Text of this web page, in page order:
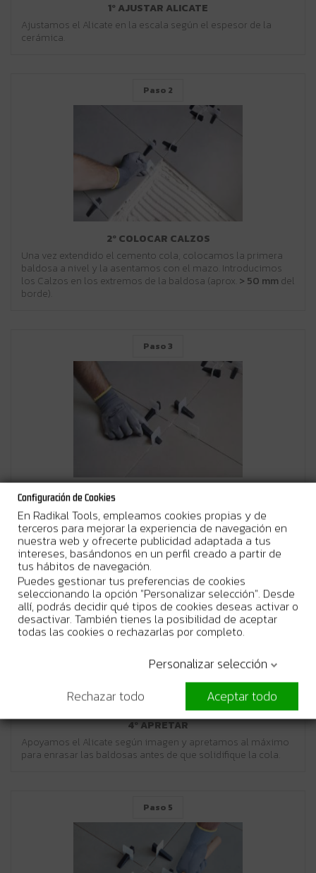
1º AJUSTAR ALICATE
Ajustamos el Alicate en la escala según el espesor de la
cerámica.
Paso 2
2º COLOCAR CALZOS
Una vez extendido el cemento cola, colocamos la primera
baldosa a nivel y la asentamos con el mazo. Introducimos
los Calzos en los extremos de la baldosa (aprox. > 50 mm del
borde).
Paso 3
3º INTRODUCIR CUÑAS
Al colocar las baldosas adyacentes, introducimos las Cuñas
en los Calzos manualmente.
Paso 4
4º APRETAR
Apoyamos el Alicate según imagen y apretamos al máximo
para enrasar las baldosas antes de que solidifique la cola.
Paso 5
Configuración de Cookies
En Radikal Tools, empleamos cookies propias y de
terceros para mejorar la experiencia de navegación en
nuestra web y ofrecerte publicidad adaptada a tus
intereses, basándonos en un perfil creado a partir de
tus hábitos de navegación.
Puedes gestionar tus preferencias de cookies
seleccionando la opción "Personalizar selección". Desde
allí, podrás decidir qué tipos de cookies deseas activar o
desactivar. También tienes la posibilidad de aceptar
todas las cookies o rechazarlas por completo.
Personalizar selección
Rechazar todo
Aceptar todo